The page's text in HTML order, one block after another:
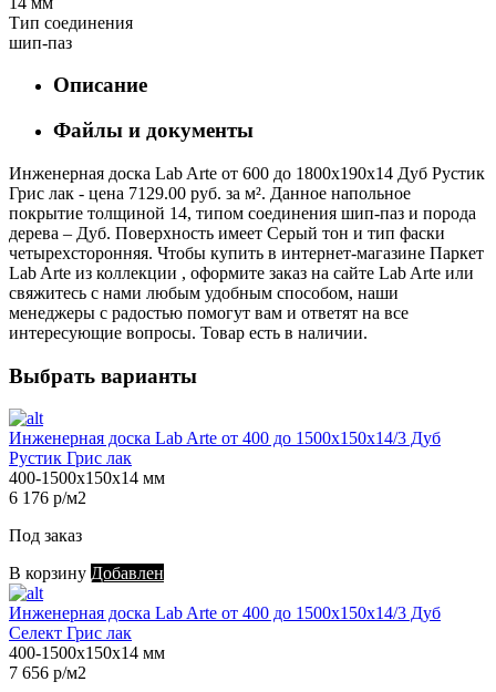
Тип соединения
шип-паз
Описание
Файлы и документы
Инженерная доска Lab Arte от 600 до 1800х190х14 Дуб Рустик
Грис лак - цена 7129.00 руб. за м². Данное напольное
покрытие толщиной 14, типом соединения шип-паз и порода
дерева – Дуб. Поверхность имеет Серый тон и тип фаски
четырехсторонняя. Чтобы купить в интернет-магазине Паркет
Lab Arte из коллекции , оформите заказ на сайте Lab Arte или
свяжитесь с нами любым удобным способом, наши
менеджеры с радостью помогут вам и ответят на все
интересующие вопросы. Товар есть в наличии.
Выбрать варианты
Инженерная доска Lab Arte от 400 до 1500х150х14/3 Дуб
Рустик Грис лак
400-1500х150х14 мм
6 176 р/м2
Под заказ
В корзину Добавлен
Инженерная доска Lab Arte от 400 до 1500х150х14/3 Дуб
Селект Грис лак
400-1500х150х14 мм
7 656 р/м2